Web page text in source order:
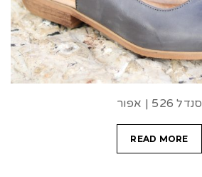
סנדל 526 | אפור
READ MORE